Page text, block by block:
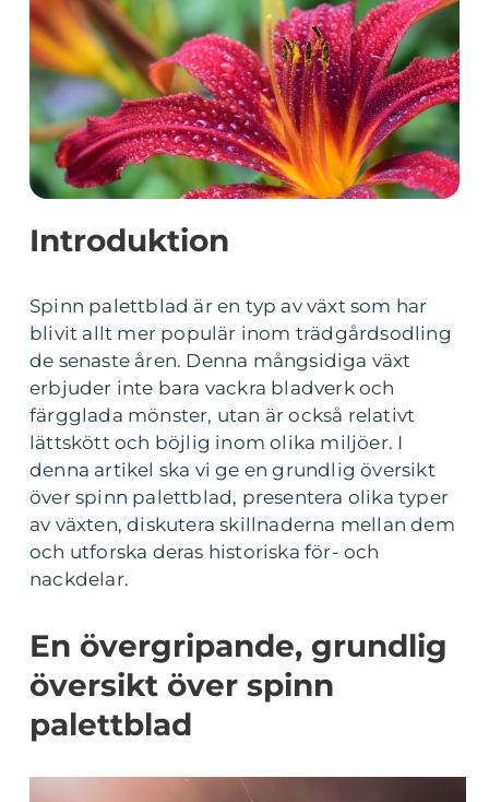
Introduktion
Spinn palettblad är en typ av växt som har
blivit allt mer populär inom trädgårdsodling
de senaste åren. Denna mångsidiga växt
erbjuder inte bara vackra bladverk och
färgglada mönster, utan är också relativt
lättskött och böjlig inom olika miljöer. I
denna artikel ska vi ge en grundlig översikt
över spinn palettblad, presentera olika typer
av växten, diskutera skillnaderna mellan dem
och utforska deras historiska för- och
nackdelar.
En övergripande, grundlig
översikt över spinn
palettblad